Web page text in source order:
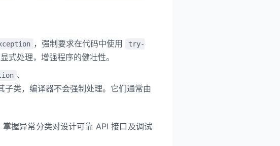
，强制要求在代码中使用
try-
式处理，增强程序的健壮性。
、
子类，编译器不会强制处理。它们通常由
握异常分类对设计可靠 API 接口及调试